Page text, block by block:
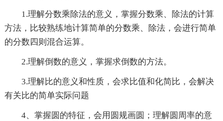
1.理解分数乘除法的意义，掌握分数乘、除法的计算
方法，比较熟练地计算简单的分数乘、除法，会进行简单
的分数四则混合运算。
2.理解倒数的意义，掌握求倒数的方法。
3.理解比的意义和性质，会求比值和化简比，会解决
有关比的简单实际问题
4、掌握圆的特征，会用圆规画圆；理解圆周率的意